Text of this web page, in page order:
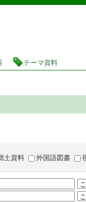
茨城県立図書館 蔵書
テーマ資料
土資料 外国語図書